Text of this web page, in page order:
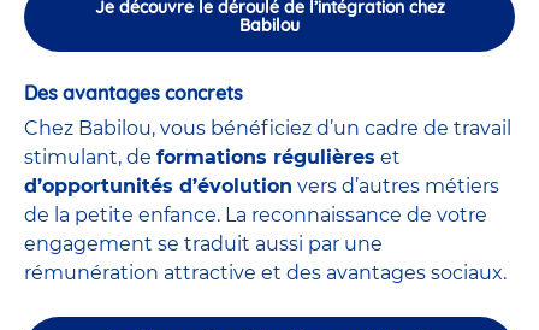
Je découvre le déroulé de l’intégration chez
Babilou
Des avantages concrets
Chez Babilou, vous bénéficiez d’un cadre de travail
stimulant, de formations régulières et
d’opportunités d’évolution vers d’autres métiers
de la petite enfance. La reconnaissance de votre
engagement se traduit aussi par une
rémunération attractive et des avantages sociaux.